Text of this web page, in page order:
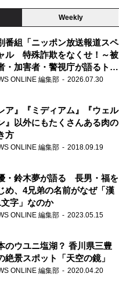
Weekly
番組「ニッポン放送報道スペ
ル 特殊詐欺をなくせ！～被
・加害者・警視庁が語るトク
ウの実態～」放送
ONLINE 編集部 2026.07.30
ア』『ミディアム』『ウェル
』以外にもたくさんある肉の
方
ONLINE 編集部 2018.09.19
・鈴木夢が語る 長男・福を
め、4兄弟の名前がなぜ「漢
字」なのか
ONLINE 編集部 2023.05.15
のウユニ塩湖？ 香川県三豊
絶景スポット「天空の鏡」
ONLINE 編集部 2020.04.20